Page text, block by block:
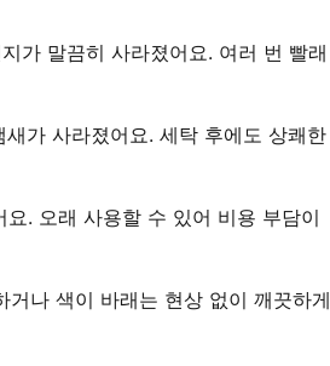
가 말끔히 사라졌어요. 여러 번 빨래
가 사라졌어요. 세탁 후에도 상쾌한
요. 오래 사용할 수 있어 비용 부담이
거나 색이 바래는 현상 없이 깨끗하게